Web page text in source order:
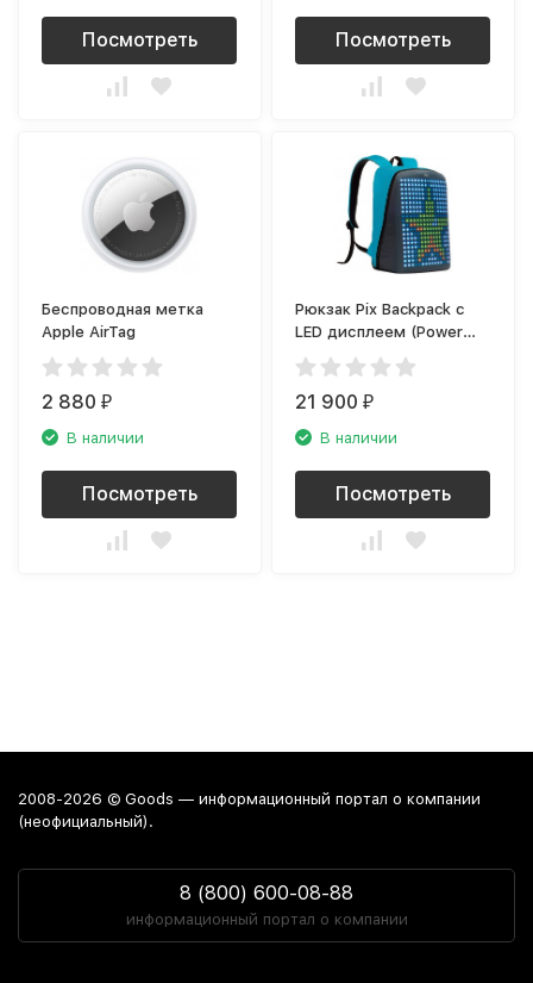
Посмотреть Посмотреть
Беспроводная метка
Apple AirTag
2 880₽
В наличии
Посмотреть
Рюкзак Pix Backpack с
LED дисплеем (Power
Bank в комплекте),
голубой
21 900₽
В наличии
Посмотреть
2008-2026 © Goods — информационный портал о компании
(неофициальный).
8 (800) 600-08-88
информационный портал о компании